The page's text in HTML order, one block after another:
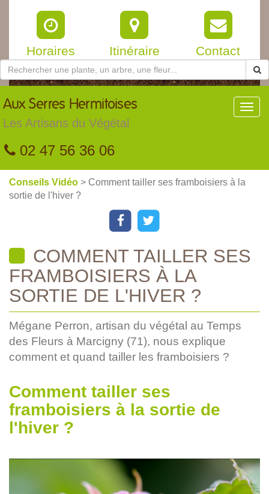
Horaires Itinéraire Contact
Aux Serres Hermitoises
Les Artisans du Végétal
02 47 56 36 06
Conseils Vidéo > Comment tailler ses framboisiers à la
sortie de l'hiver ?
COMMENT TAILLER SES
FRAMBOISIERS À LA
SORTIE DE L'HIVER ?
Mégane Perron, artisan du végétal au Temps
des Fleurs à Marcigny (71), nous explique
comment et quand tailler les framboisiers ?
Comment tailler ses
framboisiers à la sortie de
l'hiver ?